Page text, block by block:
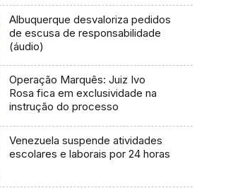
Albuquerque desvaloriza pedidos
de escusa de responsabilidade
(áudio)
Operação Marquês: Juiz Ivo
Rosa fica em exclusividade na
instrução do processo
Venezuela suspende atividades
escolares e laborais por 24 horas